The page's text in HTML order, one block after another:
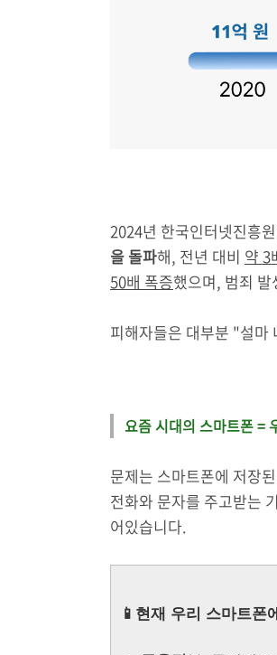
2024년 한국인터넷진흥
을 돌파해, 전년 대비 약 3
50배 폭증했으며, 범죄
피해자들은 대부분 "설마
요즘 시대의 스마트폰 =
문제는 스마트폰에 저장
전화와 문자를 주고받는
어있습니다.
📱현재 우리 스마트폰